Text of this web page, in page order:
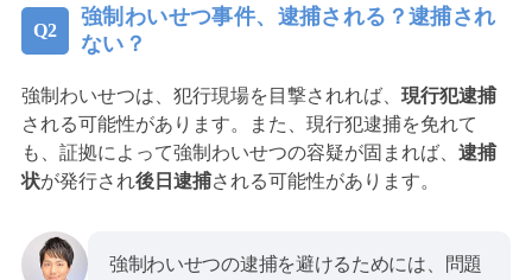
強制わいせつ事件、逮捕される？逮捕され
ない？
強制わいせつは、犯行現場を目撃されれば、 現行犯逮捕
される可能性があります。また、現行犯逮捕を免れて
も、証拠によって強制わいせつの容疑が固まれば、 逮捕
状が発行され後日逮捕される可能性があります。
強制わいせつの逮捕を避けるためには、問題